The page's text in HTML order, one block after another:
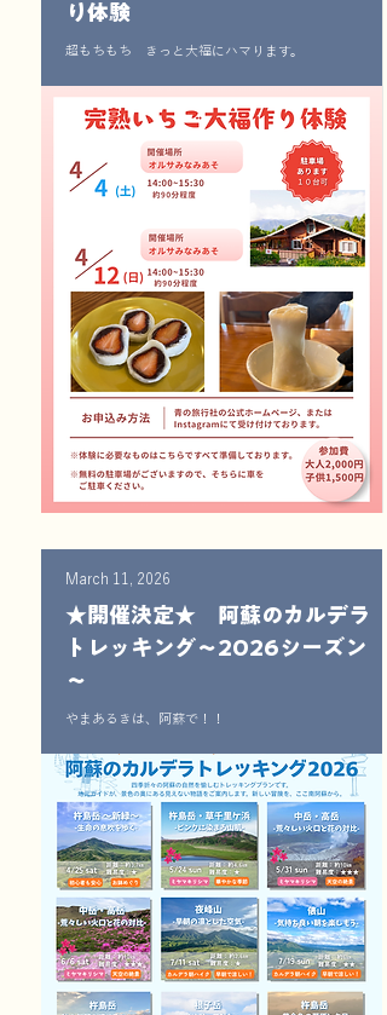
り体験
超もちもち きっと大福にハマります。
March 11, 2026
★開催決定★ 阿蘇のカルデラ
トレッキング～2026シーズン
～
やまあるきは、阿蘇で！！